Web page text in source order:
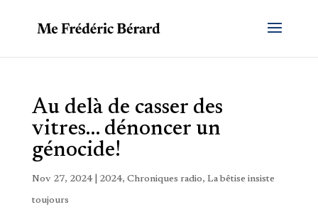
Au delà de casser des
vitres… dénoncer un
génocide!
Nov 27, 2024| 2024, Chroniques radio, La bêtise insiste
toujours